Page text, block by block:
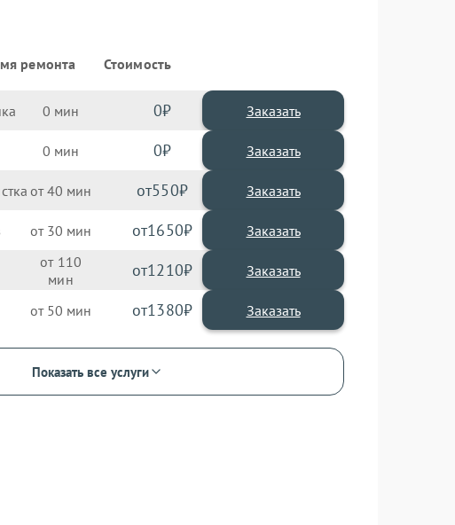
ремонта Стоимость
0 0 Заказать
0 0 Заказать
40 550
30 1650
110 1210
50 1380
Показать все услуги